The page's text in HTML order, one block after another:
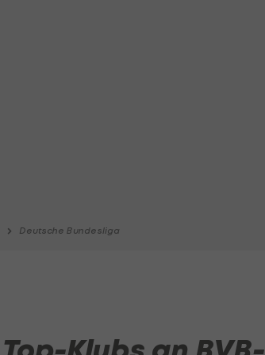
Deutsche Bundesliga